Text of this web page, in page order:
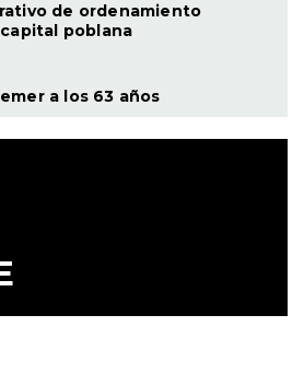
de ordenamiento
poblana
a los 63 años